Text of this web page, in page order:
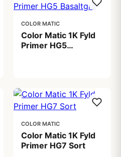
COLOR MATIC
Color Matic 1K Fyld
Primer HG5
COLOR MATIC
Color Matic 1K Fyld
Primer HG7 Sort